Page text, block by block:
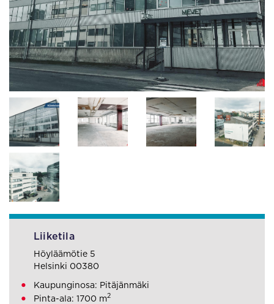
Liiketila
Höyläämötie 5
Helsinki 00380
Kaupunginosa: Pitäjänmäki
Pinta-ala: 1700 m2